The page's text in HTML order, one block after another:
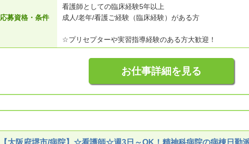
応募資格・条件
看護師としての臨床経験5年以上
成人/老年/看護ご経験（臨床経験）がある方
☆プリセプターや実習指導経験のある方大歓迎！
お仕事詳細を見る
【大阪府堺市/病院】☆看護師☆週3日～OK！精神科病院の病棟日勤